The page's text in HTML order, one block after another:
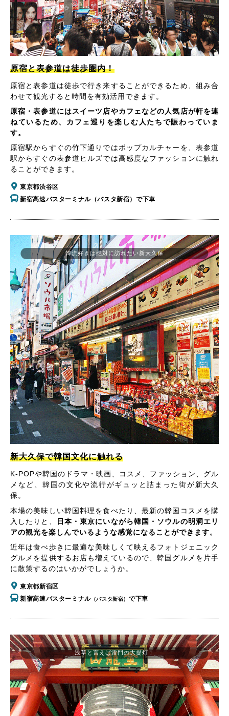
原宿と表参道は徒歩圏内！
原宿と表参道は徒歩で行き来することができるため、組み合
わせて観光すると時間を有効活用できます。
原宿・表参道にはスイーツ店やカフェなどの人気店が軒を連
ねているため、カフェ巡りを楽しむ人たちで賑わっていま
す。
原宿駅からすぐの竹下通りではポップカルチャーを、表参道
駅からすぐの表参道ヒルズでは高感度なファッションに触れ
ることができます。
東京都渋谷区
新宿高速バスターミナル（バスタ新宿）で下車
韓流好きは絶対に訪れたい新大久保
新大久保で韓国文化に触れる
K-POPや韓国のドラマ・映画、コスメ、ファッション、グル
メなど、韓国の文化や流行がギュッと詰まった街が新大久
保。
本場の美味しい韓国料理を食べたり、最新の韓国コスメを購
入したりと、
日本・東京にいながら韓国・ソウルの明洞エリ
アの観光を楽しんでいるような感覚になることができます。
近年は食べ歩きに最適な美味しくて映えるフォトジェニック
グルメを提供するお店も増えているので、韓国グルメを片手
に散策するのはいかがでしょうか。
東京都新宿区
新宿高速バスターミナル（バスタ新宿） で下車
浅草と言えば雷門の大提灯！